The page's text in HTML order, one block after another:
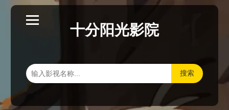
十分阳光影院
搜索